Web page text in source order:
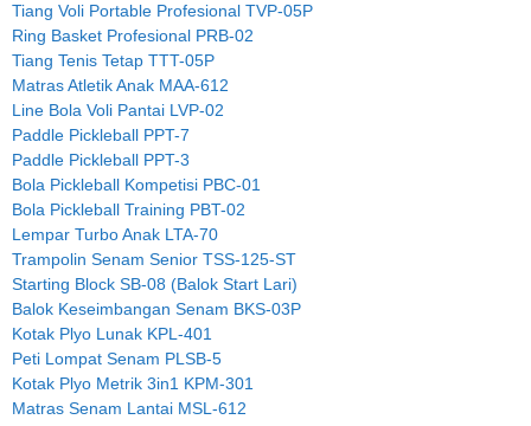
Tiang Voli Portable Profesional TVP-05P
Ring Basket Profesional PRB-02
Tiang Tenis Tetap TTT-05P
Matras Atletik Anak MAA-612
Line Bola Voli Pantai LVP-02
Paddle Pickleball PPT-7
Paddle Pickleball PPT-3
Bola Pickleball Kompetisi PBC-01
Bola Pickleball Training PBT-02
Lempar Turbo Anak LTA-70
Trampolin Senam Senior TSS-125-ST
Starting Block SB-08 (Balok Start Lari)
Balok Keseimbangan Senam BKS-03P
Kotak Plyo Lunak KPL-401
Peti Lompat Senam PLSB-5
Kotak Plyo Metrik 3in1 KPM-301
Matras Senam Lantai MSL-612